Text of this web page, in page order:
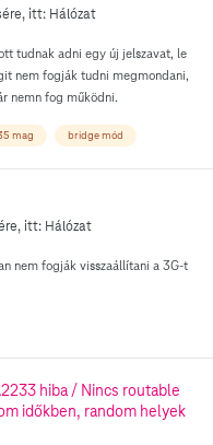
itt: Hálózat
tudnak adni egy új jelszavat, le
nem fogják tudni megmondani,
nemn fog működni.
mag bridge mód
itt: Hálózat
nem fogják visszaállítani a 3G-t
hiba / Nincs routable
időkben, random helyek